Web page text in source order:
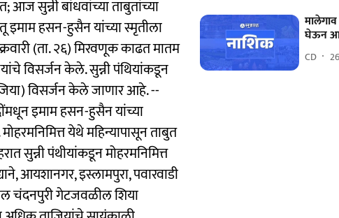
आज सुन्नी बांधवांच्या ताबुतांच्या
इमाम हसन-हुसैन यांच्या स्मृतीला
(ता. २६) मिरवणूक काढत मातम
विसर्जन केले. सुन्नी पंथियांकडून
विसर्जन केले जाणार आहे. --
इमाम हसन-हुसैन यांच्या
येथे महिन्यापासून ताबुत
सुन्नी पंथीयांकडून मोहरमनिमित्त
आयशानगर, इस्लामपुरा, पवारवाडी
चंदनपुरी गेटजवळील शिया
घेऊन
CD